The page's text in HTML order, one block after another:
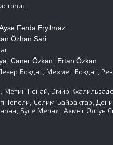
Ferda Eryilmaz
Özhan Sari
Caner Özkan, Ertan Özkan
Боздаг, Мехмет Боздаг,
Метин Гюнай, Эмир
Тепели, Селим Байрактар,
Бусе Мерал, Ахмет Олгун